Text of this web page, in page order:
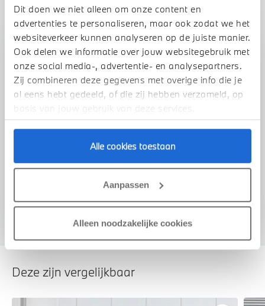
Dit doen we niet alleen om onze content en
advertenties te personaliseren, maar ook zodat we het
websiteverkeer kunnen analyseren op de juiste manier.
Ook delen we informatie over jouw websitegebruik met
onze social media-, advertentie- en analysepartners.
Zij combineren deze gegevens met overige info die je
al eens hebt gedeeld, of die zij hebben verzameld, op
basis van jouw gebruik van deze services.
Alle cookies toestaan
Aanpassen
Alleen noodzakelijke cookies
Stap 1 van 3
Uw auto inruilen?
Deze zijn vergelijkbaar